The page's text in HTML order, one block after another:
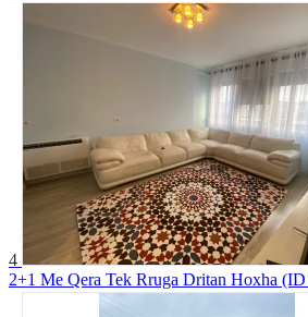
4
2+1 Me Qera Tek Rruga Dritan Hoxha